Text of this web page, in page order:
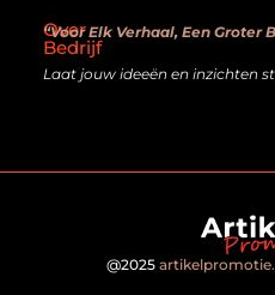
Over
Bedrijf
“Voor Elk Verhaal, Een Groter
Laat jouw ideeën en inzichten
@2025